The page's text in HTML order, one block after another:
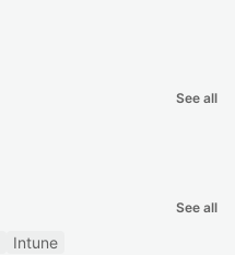
See all
See all
Intune